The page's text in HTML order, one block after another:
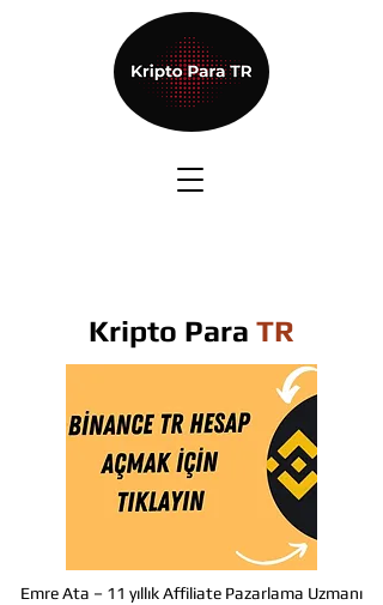
Kripto Para TR
Emre Ata – 11 yıllık Affiliate Pazarlama Uzmanı